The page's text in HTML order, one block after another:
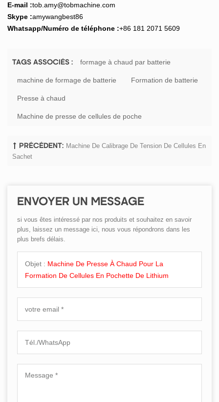
E-mail :tob.amy@tobmachine.com
Skype :amywangbest86
Whatsapp/Numéro de téléphone :+86 181 2071 5609
TAGS ASSOCIÉS : formage à chaud par batterie
machine de formage de batterie Formation de batterie
Presse à chaud
Machine de presse de cellules de poche
PRÉCÉDENT: Machine De Calibrage De Tension De Cellules En
Sachet
ENVOYER UN MESSAGE
si vous êtes intéressé par nos produits et souhaitez en savoir
plus, laissez un message ici, nous vous répondrons dans les
plus brefs délais.
Objet : Machine De Presse À Chaud Pour La
Formation De Cellules En Pochette De Lithium